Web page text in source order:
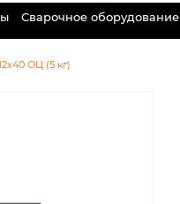
Сварочное оборудование
ОЦ (5 кг)